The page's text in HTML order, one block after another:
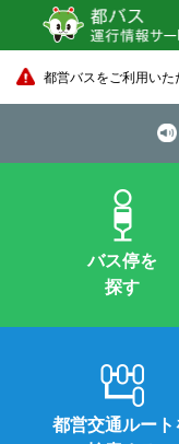
都営バスをご利用いた
バス停を
探す
都営交通ルート